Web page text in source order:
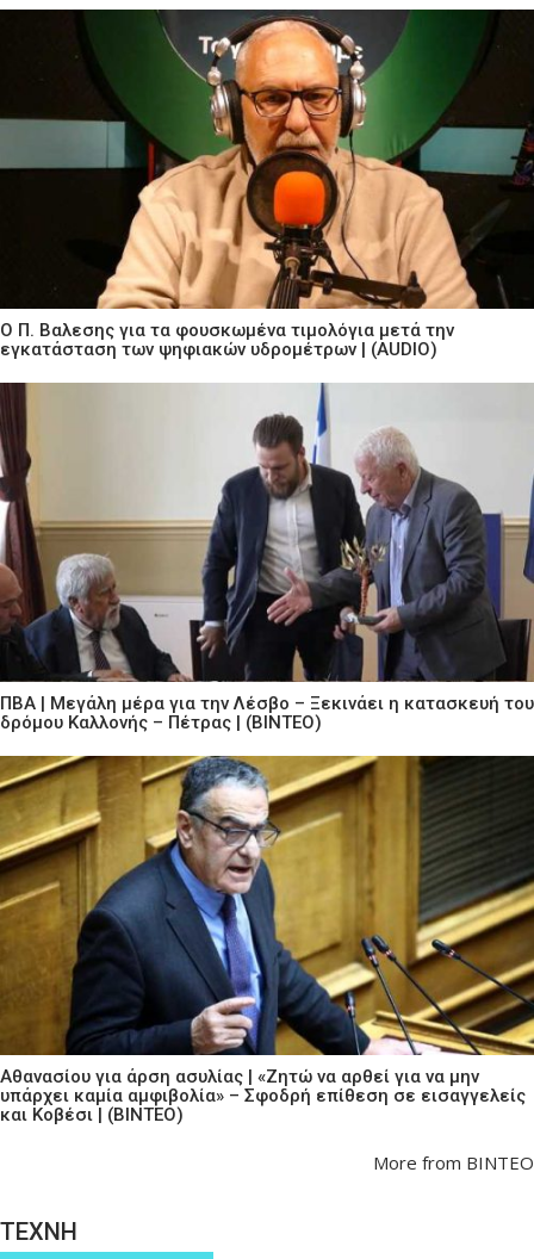
Ο Π. Βαλεσης για τα φουσκωμένα τιμολόγια μετά την
εγκατάσταση των ψηφιακών υδρομέτρων | (AUDIO)
ΠΒΑ | Μεγάλη μέρα για την Λέσβο – Ξεκινάει η κατασκευή του
δρόμου Καλλονής – Πέτρας | (ΒΙΝΤΕΟ)
Αθανασίου για άρση ασυλίας | «Ζητώ να αρθεί για να μην
υπάρχει καμία αμφιβολία» – Σφοδρή επίθεση σε εισαγγελείς
και Κοβέσι | (ΒΙΝΤΕΟ)
More from ΒΙΝΤΕΟ
ΤΕΧΝΗ